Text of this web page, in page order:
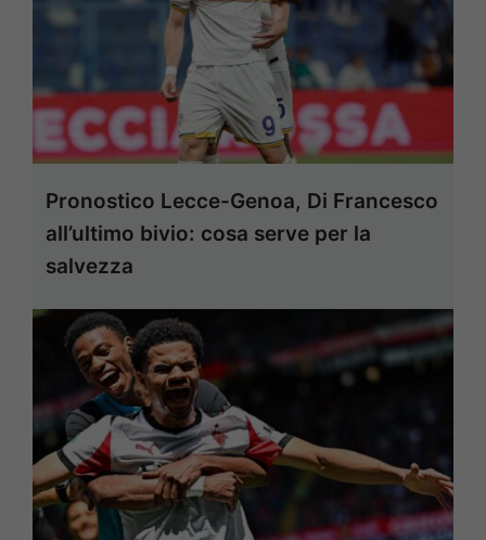
Pronostico Lecce-Genoa, Di Francesco
all’ultimo bivio: cosa serve per la
salvezza